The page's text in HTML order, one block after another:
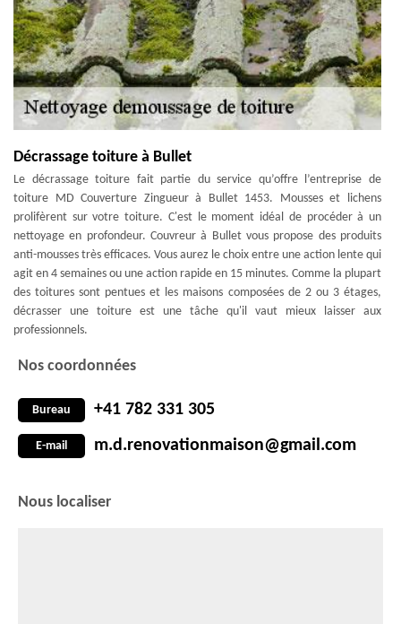
Décrassage toiture à Bullet
Le décrassage toiture fait partie du service qu’offre l’entreprise de
toiture MD Couverture Zingueur à Bullet 1453. Mousses et lichens
prolifèrent sur votre toiture. C'est le moment idéal de procéder à un
nettoyage en profondeur. Couvreur à Bullet vous propose des produits
anti-mousses très efficaces. Vous aurez le choix entre une action lente qui
agit en 4 semaines ou une action rapide en 15 minutes. Comme la plupart
des toitures sont pentues et les maisons composées de 2 ou 3 étages,
décrasser une toiture est une tâche qu'il vaut mieux laisser aux
professionnels.
Nos coordonnées
Bureau +41 782 331 305
E-mail m.d.renovationmaison@gmail.com
Nous localiser